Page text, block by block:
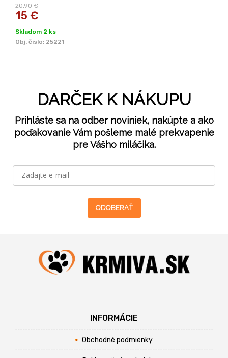
20,90 €
15 €
Skladom 2 ks
Obj. čislo: 25221
DARČEK K NÁKUPU
Prihláste sa na odber noviniek, nakúpte a ako
poďakovanie Vám pošleme malé prekvapenie
pre Vášho miláčika.
ODOBERAŤ
INFORMÁCIE
Obchodné podmienky